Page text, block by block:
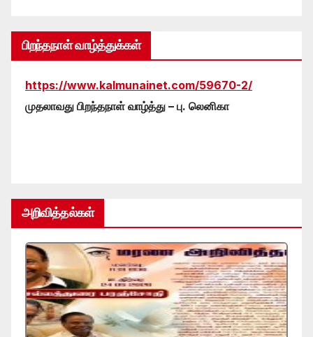
பிறந்தநாள் வாழ்த்துக்கள்
https://www.kalmunainet.com/59670-2/
முதலாவது பிறந்தநாள் வாழ்த்து – பு. லெனிகா
அறிவித்தல்கள்